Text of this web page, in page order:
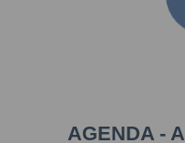
AGENDA -